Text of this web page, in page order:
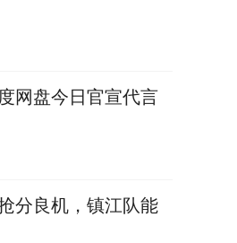
网盘今日官宣代言
分良机，镇江队能